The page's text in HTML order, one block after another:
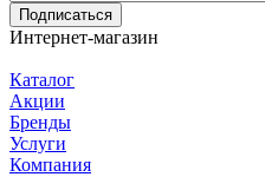
Подписаться
Интернет-магазин
Каталог
Акции
Бренды
Услуги
Компания